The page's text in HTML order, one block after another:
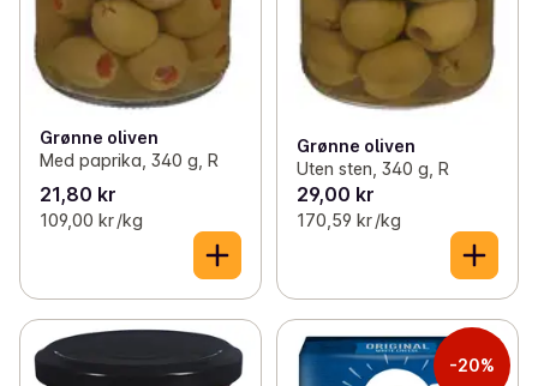
Grønne oliven
Med paprika, 340 g, R
21,80 kr
109,00 kr /kg
Grønne oliven
Uten sten, 340 g, R
29,00 kr
170,59 kr /kg
-20%